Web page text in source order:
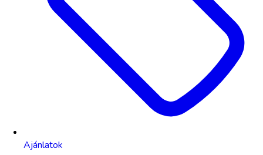
Ajánlatok